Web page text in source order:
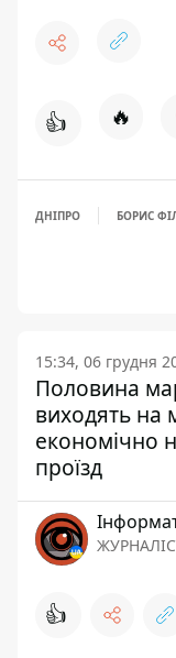
👍 🔥
ДНІПРО БОРИС
15:34, 06 грудня
Половина
виходять на
економічно
проїзд
👍